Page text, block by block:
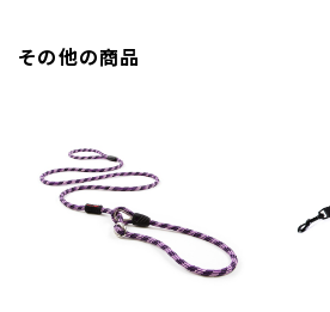
その他の商品